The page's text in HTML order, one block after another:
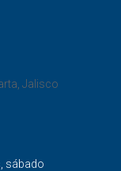
Jalisco
sábado